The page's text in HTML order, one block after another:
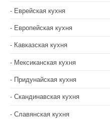
Еврейская кухня
Европейская кухня
Кавказская кухня
Мексиканская кухня
Придунайская кухня
Скандинавская кухня
Славянская кухня